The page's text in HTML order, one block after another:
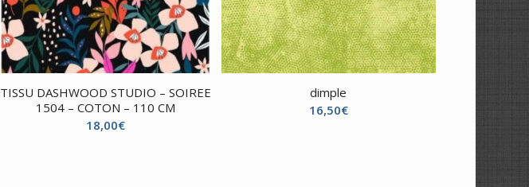
TISSU DASHWOOD STUDIO – SOIREE
1504 – COTON – 110 CM
18,00€
dimple
16,50€